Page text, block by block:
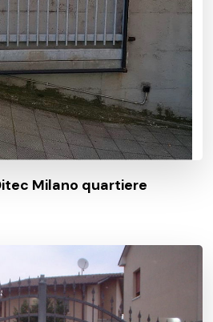
Milano quartiere